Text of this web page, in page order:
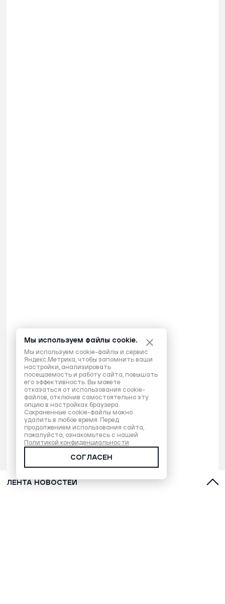
ЛЕНТА НОВОСТЕЙ
Мы используем файлы cookie.
Мы используем cookie-файлы и сервис
Яндекс.Метрика, чтобы запомнить ваши
настройки, анализировать
посещаемость и работу сайта, повышать
его эффективность. Вы можете
отказаться от использования cookie-
файлов, отключив самостоятельно эту
опцию в настройках браузера.
Сохраненные cookie-файлы можно
удалить в любое время. Перед
продолжением использования сайта,
пожалуйста, ознакомьтесь с нашей
Политикой конфиденциальности.
СОГЛАСЕН